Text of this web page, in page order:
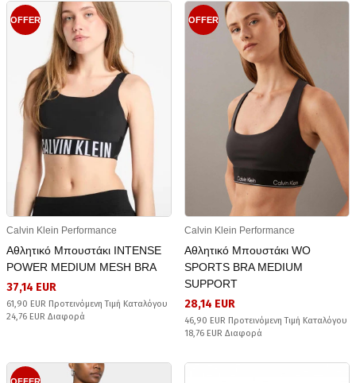
OFFER
Calvin Klein Performance
Αθλητικό Μπουστάκι INTENSE
POWER MEDIUM MESH BRA
37,14 EUR
61,90 EUR Προτεινόμενη Τιμή Καταλόγου
24,76 EUR Διαφορά
OFFER
Calvin Klein Performance
Αθλητικό Μπουστάκι WO
SPORTS BRA MEDIUM
SUPPORT
28,14 EUR
46,90 EUR Προτεινόμενη Τιμή Καταλόγου
18,76 EUR Διαφορά